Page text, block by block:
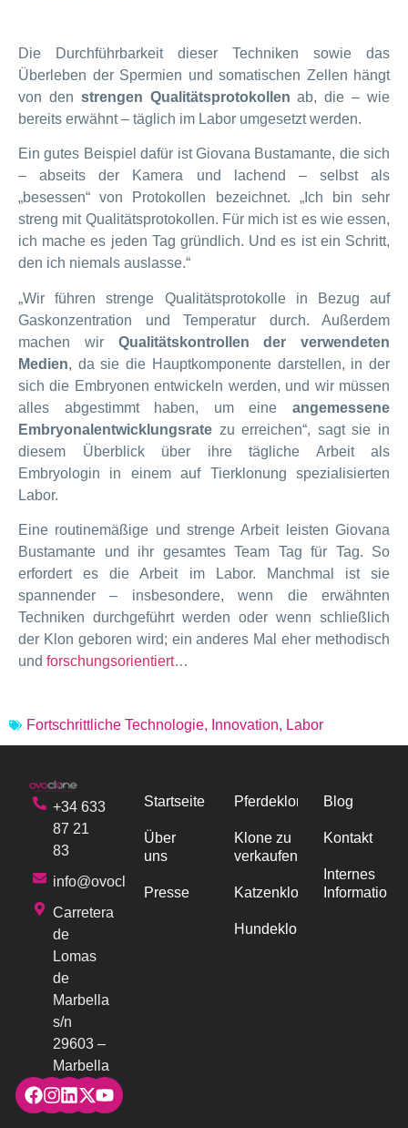
Die Durchführbarkeit dieser Techniken sowie das
Überleben der Spermien und somatischen Zellen hängt
von den strengen Qualitätsprotokollen ab, die – wie
bereits erwähnt – täglich im Labor umgesetzt werden.
Ein gutes Beispiel dafür ist Giovana Bustamante, die sich
– abseits der Kamera und lachend – selbst als
„besessen“ von Protokollen bezeichnet. „Ich bin sehr
streng mit Qualitätsprotokollen. Für mich ist es wie essen,
ich mache es jeden Tag gründlich. Und es ist ein Schritt,
den ich niemals auslasse.“
„Wir führen strenge Qualitätsprotokolle in Bezug auf
Gaskonzentration und Temperatur durch. Außerdem
machen wir Qualitätskontrollen der verwendeten
Medien, da sie die Hauptkomponente darstellen, in der
sich die Embryonen entwickeln werden, und wir müssen
alles abgestimmt haben, um eine angemessene
Embryonalentwicklungsrate zu erreichen“, sagt sie in
diesem Überblick über ihre tägliche Arbeit als
Embryologin in einem auf Tierklonung spezialisierten
Labor.
Eine routinemäßige und strenge Arbeit leisten Giovana
Bustamante und ihr gesamtes Team Tag für Tag. So
erfordert es die Arbeit im Labor. Manchmal ist sie
spannender – insbesondere, wenn die erwähnten
Techniken durchgeführt werden oder wenn schließlich
der Klon geboren wird; ein anderes Mal eher methodisch
und forschungsorientiert…
Fortschrittliche Technologie, Innovation, Labor
+34 633
87 21
83
info@ovoclone.com
Carretera
de
Lomas
de
Marbella
s/n
29603 –
Marbella
Startseite
Über
uns
Presse
Pferdeklonen
Klone zu
verkaufen
Katzenklonen
Hundeklonen
Blog
Kontakt
Internes